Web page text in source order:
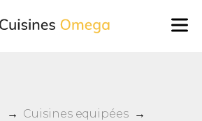
→ Cuisines equipées →